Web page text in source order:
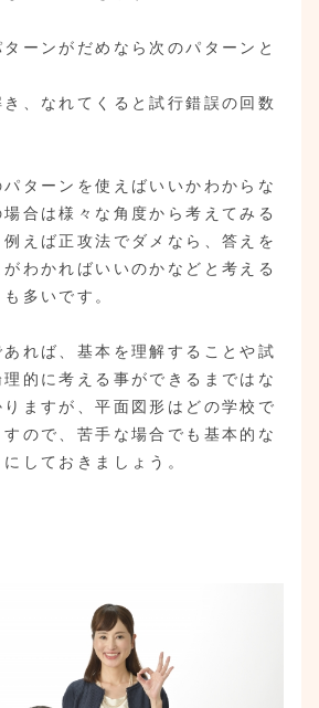
ーンがだめなら次のパターンと
、なれてくると試行錯誤の回数
ターンを使えばいいかわからな
合は様々な角度から考えてみる
えば正攻法でダメなら、答えを
わかればいいのかなどと考える
多いです。
れば、基本を理解することや試
的に考える事ができるまではな
ますが、平面図形はどの学校で
ので、苦手な場合でも基本的な
しておきましょう。